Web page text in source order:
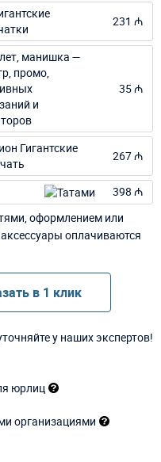
231 ₼
35 ₼
267 ₼
398 ₼
оформлением или
оплачиваются
в 1 клик
у наших экспертов!
юрлиц
организациями